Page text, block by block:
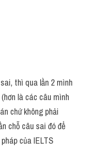
thì qua lần 2 mình
là các câu mình
chứ không phải
chỗ câu sai đó để
của IELTS